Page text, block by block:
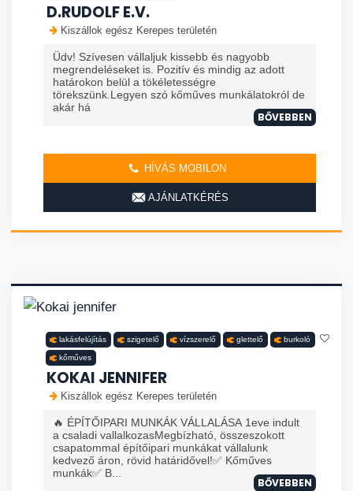
D.RUDOLF E.V.
Kiszállok egész Kerepes területén
Üdv! Szívesen vállaljuk kissebb és nagyobb
megrendeléseket is. Pozitív és mindig az adott
határokon belül a tökéletességre
törekszünk.Legyen szó kőműves munkálatokról de
akár há
BŐVEBBEN
HÍVÁS MOBILON
AJÁNLATKÉRÉS
lakásfelújítás szigetelő vízszerelő glettelő burkoló
kőműves
KOKAI JENNIFER
Kiszállok egész Kerepes területén
🔥 ÉPÍTŐIPARI MUNKÁK VÁLLALÁSA 1eve indult
a csaladi vallalkozasMegbízható, összeszokott
csapatommal építőipari munkákat vállalunk
kedvező áron, rövid határidővel!✅ Kőműves
munkák✅ B...
BŐVEBBEN